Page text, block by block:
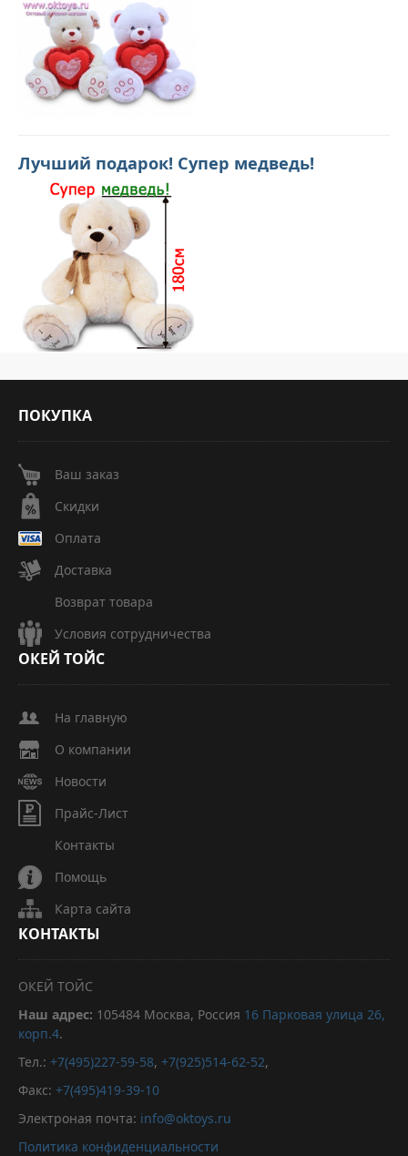
Лучший подарок! Супер медведь!
ПОКУПКА
Ваш заказ
Скидки
Оплата
Доставка
Возврат товара
Условия сотрудничества
ОКЕЙ ТОЙС
На главную
О компании
Новости
Прайс-Лист
Контакты
Помощь
Карта сайта
КОНТАКТЫ
ОКЕЙ ТОЙС
Наш адрес: 105484 Москва, Россия 16 Парковая улица 26,
корп.4.
Тел.: +7(495)227-59-58, +7(925)514-62-52,
Факс: +7(495)419-39-10
Электроная почта: info@oktoys.ru
Политика конфиденциальности